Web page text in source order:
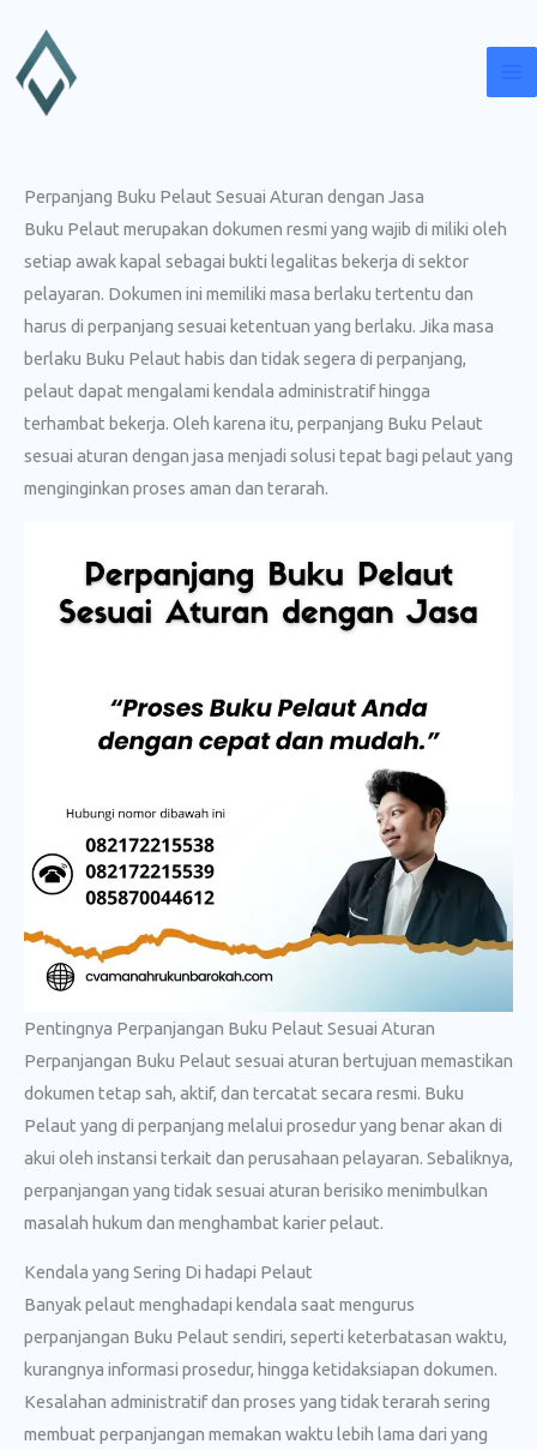
konten
Perpanjang Buku Pelaut Sesuai Aturan dengan Jasa
Buku Pelaut merupakan dokumen resmi yang wajib di miliki oleh
setiap awak kapal sebagai bukti legalitas bekerja di sektor
pelayaran. Dokumen ini memiliki masa berlaku tertentu dan
harus di perpanjang sesuai ketentuan yang berlaku. Jika masa
berlaku Buku Pelaut habis dan tidak segera di perpanjang,
pelaut dapat mengalami kendala administratif hingga
terhambat bekerja. Oleh karena itu, perpanjang Buku Pelaut
sesuai aturan dengan jasa menjadi solusi tepat bagi pelaut yang
menginginkan proses aman dan terarah.
Pentingnya Perpanjangan Buku Pelaut Sesuai Aturan
Perpanjangan Buku Pelaut sesuai aturan bertujuan memastikan
dokumen tetap sah, aktif, dan tercatat secara resmi. Buku
Pelaut yang di perpanjang melalui prosedur yang benar akan di
akui oleh instansi terkait dan perusahaan pelayaran. Sebaliknya,
perpanjangan yang tidak sesuai aturan berisiko menimbulkan
masalah hukum dan menghambat karier pelaut.
Kendala yang Sering Di hadapi Pelaut
Banyak pelaut menghadapi kendala saat mengurus
perpanjangan Buku Pelaut sendiri, seperti keterbatasan waktu,
kurangnya informasi prosedur, hingga ketidaksiapan dokumen.
Kesalahan administratif dan proses yang tidak terarah sering
membuat perpanjangan memakan waktu lebih lama dari yang